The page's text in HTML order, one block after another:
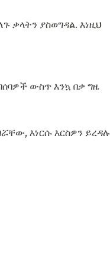
ቃላትን ያስወግዳል. እነዚህ
ውስጥ እንኳ በቃ ግዜ
እነርሱ እርስዎን ይረዳሉ